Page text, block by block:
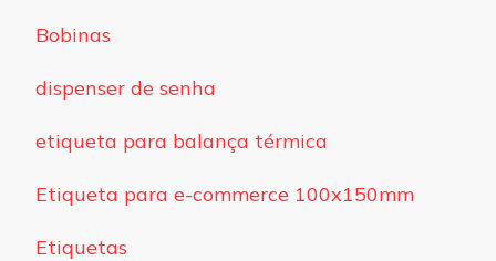
Bobinas
dispenser de senha
etiqueta para balança térmica
Etiqueta para e-commerce 100x150mm
Etiquetas